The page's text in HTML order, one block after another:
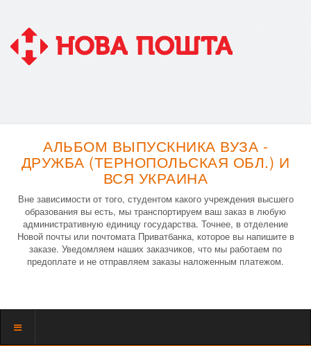
АЛЬБОМ ВЫПУСКНИКА ВУЗА -
ДРУЖБА (ТЕРНОПОЛЬСКАЯ ОБЛ.) И
ВСЯ УКРАИНА
Вне зависимости от того, студентом какого учреждения высшего
образования вы есть, мы транспортируем ваш заказ в любую
административную единицу государства. Точнее, в отделение
Новой почты или почтомата Приватбанка, которое вы напишите в
заказе. Уведомляем наших заказчиков, что мы работаем по
предоплате и не отправляем заказы наложенным платежом.
Показать